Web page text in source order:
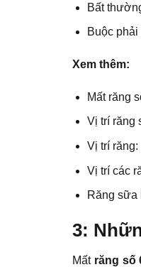
Bất
Buộc
Xem thêm:
Mất răng
Vị trí răng
Vị trí răng:
Vị trí các
Răng sữa
3:
Mất răng số